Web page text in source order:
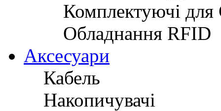
Комплектуючі
Обладнання RFID
Аксесуари
Кабель
Накопичувачі